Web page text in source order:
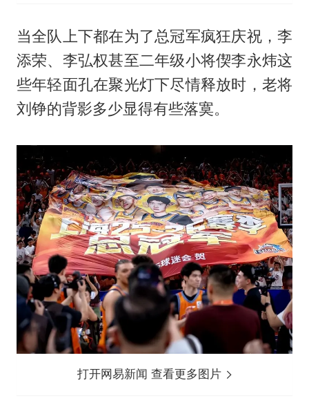
当全队上下都在为了总冠军疯狂庆祝，李
添荣、李弘权甚至二年级小将偰李永炜这
些年轻面孔在聚光灯下尽情释放时，老将
刘铮的背影多少显得有些落寞。
打开网易新闻 查看更多图片